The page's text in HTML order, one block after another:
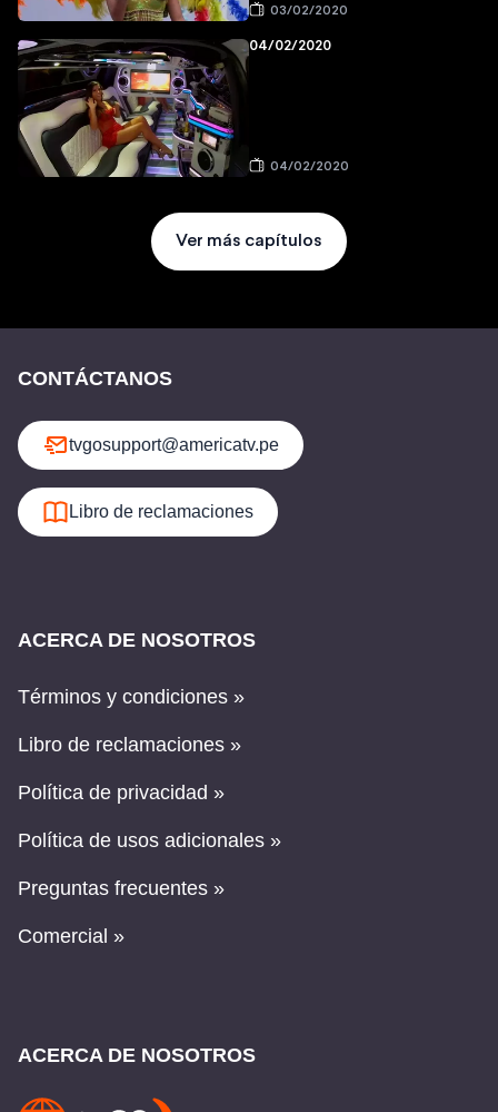
03/02/2020
04/02/2020
04/02/2020
Ver más capítulos
CONTÁCTANOS
tvgosupport@americatv.pe
Libro de reclamaciones
ACERCA DE NOSOTROS
Términos y condiciones »
Libro de reclamaciones »
Política de privacidad »
Política de usos adicionales »
Preguntas frecuentes »
Comercial »
ACERCA DE NOSOTROS